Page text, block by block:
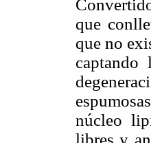
que
que no
captando
núcleo
libres y